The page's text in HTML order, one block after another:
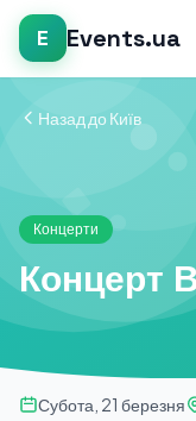
E Events.ua
Назад до Київ
Концерти
Концерт
Субота, 21 березня